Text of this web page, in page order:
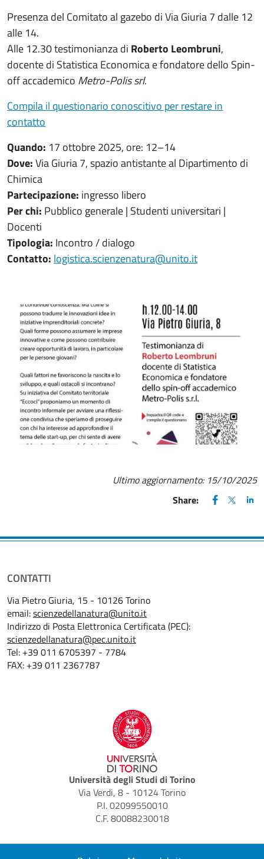
Presenza del Comitato al gazebo di Via Giuria 7 dalle 12
alle 14.
Alle 12.30 testimonianza di Roberto Leombruni,
docente di Statistica Economica e fondatore dello Spin-
off accademico Metro-Polis srl.
Compila il questionario conoscitivo per restare in
contatto
Quando: 17 ottobre 2025, ore: 12–14
Dove:Via Giuria 7, spazio antistante al Dipartimento di
Chimica
Partecipazione: ingresso libero
Per chi: Pubblico generale | Studenti universitari |
Docenti
Tipologia: Incontro / dialogo
Contatto: logistica.scienzenatura@unito.it
Salta lo slider
Ultimo aggiornamento: 15/10/2025
Share:
FACEBOOK
(apre una
X
(apre
CONTATTI
Via Pietro Giuria, 15 - 10126 Torino
email:scienzedellanatura@unito.it
Indirizzo di Posta Elettronica Certificata (PEC):
scienzedellanatura@pec.unito.it
Tel: +39 011 6705397 - 7784
FAX: +39 011 2367787
Università degli Studi di Torino
Via Verdi, 8 - 10124 Torino
P.I. 02099550010
C.F. 80088230018